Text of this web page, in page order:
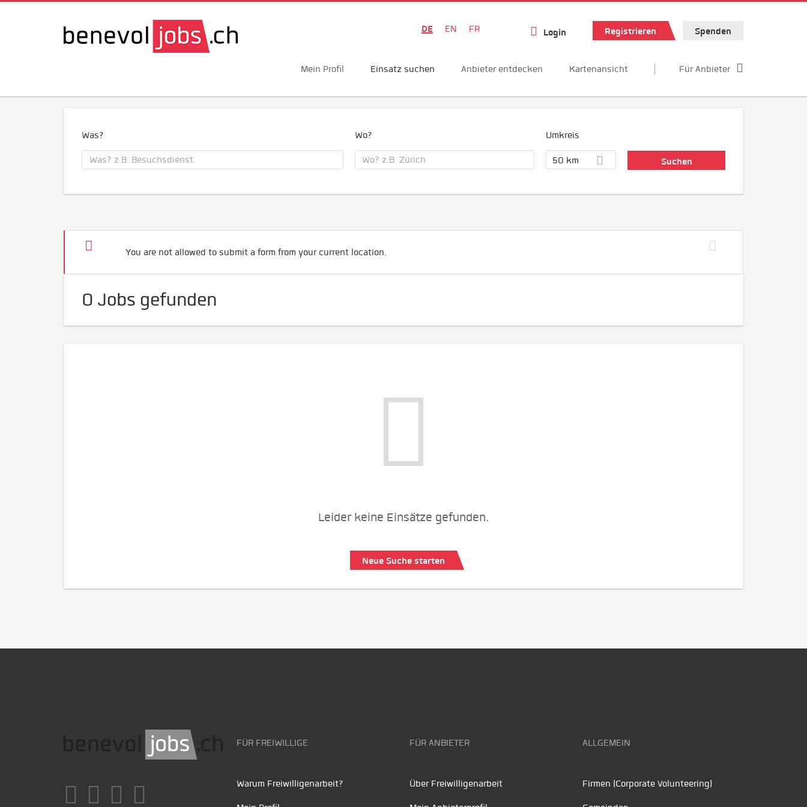
DE EN FR Login Registrieren Spenden
Mein Profil Einsatz suchen Anbieter entdecken Kartenansicht Für Anbieter
Was? Wo? Umkreis
50 km
You are not allowed to submit a form from your current location.
0 Jobs gefunden
Leider keine Einsätze gefunden.
Neue Suche starten
FÜR FREIWILLIGE
Warum Freiwilligenarbeit?
FÜR ANBIETER
Über Freiwilligenarbeit
ALLGEMEIN
Firmen (Corporate Volunteering)